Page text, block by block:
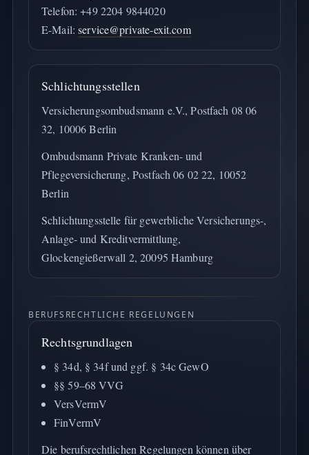
Telefon: +49 2204 9844020
E-Mail:service@private-exit.com
Schlichtungsstellen
Versicherungsombudsmann e.V., Postfach 08 06
32, 10006 Berlin
Ombudsmann Private Kranken- und
Pflegeversicherung, Postfach 06 02 22, 10052
Berlin
Schlichtungsstelle für gewerbliche Versicherungs-,
Anlage- und Kreditvermittlung,
Glockengießerwall 2, 20095 Hamburg
BERUFSRECHTLICHE REGELUNGEN
Rechtsgrundlagen
§ 34d, § 34f und ggf. § 34c GewO
§§ 59–68 VVG
VersVermV
FinVermV
Die berufsrechtlichen Regelungen können über